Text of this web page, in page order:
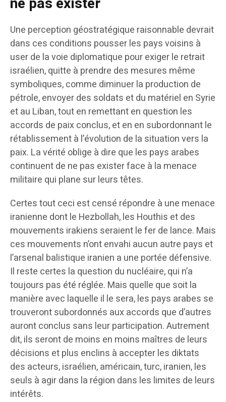
Une perception géostratégique raisonnable devrait
dans ces conditions pousser les pays voisins à
user de la voie diplomatique pour exiger le retrait
israélien, quitte à prendre des mesures même
symboliques, comme diminuer la production de
pétrole, envoyer des soldats et du matériel en Syrie
et au Liban, tout en remettant en question les
accords de paix conclus, et en en subordonnant le
rétablissement à l’évolution de la situation vers la
paix. La vérité oblige à dire que les pays arabes
continuent de ne pas exister face à la menace
militaire qui plane sur leurs têtes.
Certes tout ceci est censé répondre à une menace
iranienne dont le Hezbollah, les Houthis et des
mouvements irakiens seraient le fer de lance. Mais
ces mouvements n’ont envahi aucun autre pays et
l’arsenal balistique iranien a une portée défensive.
Il reste certes la question du nucléaire, qui n’a
toujours pas été réglée. Mais quelle que soit la
manière avec laquelle il le sera, les pays arabes se
trouveront subordonnés aux accords que d’autres
auront conclus sans leur participation. Autrement
dit, ils seront de moins en moins maîtres de leurs
décisions et plus enclins à accepter les diktats
des acteurs, israélien, américain, turc, iranien, les
seuls à agir dans la région dans les limites de leurs
intérêts.